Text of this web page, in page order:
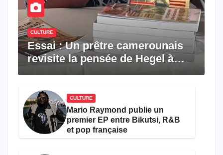
CULTURE
Essai : Un prêtre camerounais
revisite la pensée de Hegel à
CULTURE
Mario Raymond publie un
premier EP entre Bikutsi, R&B
et pop française